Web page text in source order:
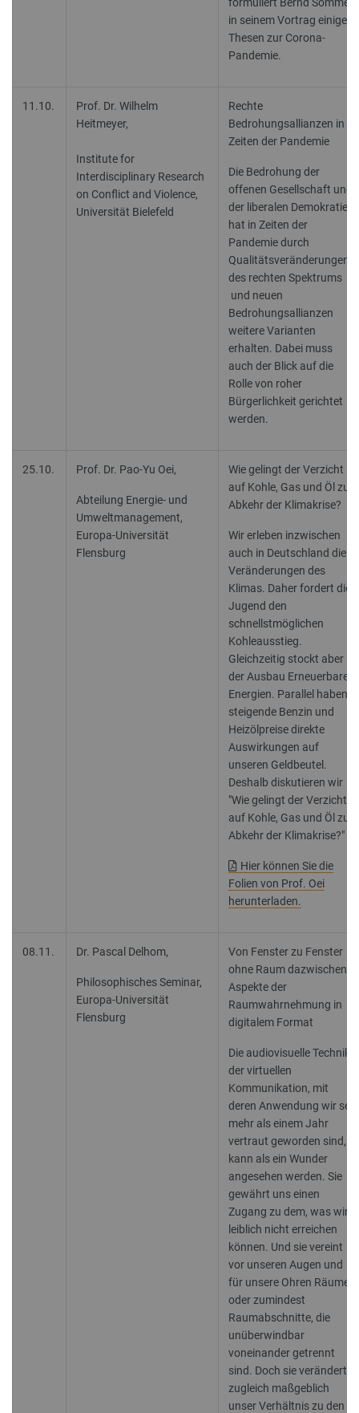
in seinem Vortrag einige
Thesen zur Corona-
Pandemie.
11.10.
Prof. Dr. Wilhelm
Heitmeyer,
Institute for
Interdisciplinary Research
on Conflict and Violence,
Universität Bielefeld
Rechte
Bedrohungsallianzen in
Zeiten der Pandemie
Die Bedrohung der
offenen Gesellschaft und
der liberalen Demokratie
hat in Zeiten der
Pandemie durch
Qualitätsveränderungen
des rechten Spektrums
und neuen
Bedrohungsallianzen
weitere Varianten
erhalten. Dabei muss
auch der Blick auf die
Rolle von roher
Bürgerlichkeit gerichtet
werden.
25.10. Prof. Dr. Pao-Yu Oei,
Abteilung Energie- und
Umweltmanagement,
Europa-Universität
Flensburg
Wie gelingt der Verzicht
auf Kohle, Gas und Öl zur
Abkehr der Klimakrise?
Wir erleben inzwischen
auch in Deutschland die
Veränderungen des
Klimas. Daher fordert die
Jugend den
schnellstmöglichen
Kohleausstieg.
Gleichzeitig stockt aber
der Ausbau Erneuerbarer
Energien. Parallel haben
steigende Benzin und
Heizölpreise direkte
Auswirkungen auf
unseren Geldbeutel.
Deshalb diskutieren wir
"Wie gelingt der Verzicht
auf Kohle, Gas und Öl zur
Abkehr der Klimakrise?"
Hier können Sie die
Folien von Prof. Oei
herunterladen.
08.11. Dr. Pascal Delhom,
Philosophisches Seminar,
Europa-Universität
Flensburg
Von Fenster zu Fenster
ohne Raum dazwischen -
Aspekte der
Raumwahrnehmung in
digitalem Format
Die audiovisuelle Technik
der virtuellen
Kommunikation, mit
deren Anwendung wir seit
mehr als einem Jahr
vertraut geworden sind,
kann als ein Wunder
angesehen werden. Sie
gewährt uns einen
Zugang zu dem, was wir
leiblich nicht erreichen
können. Und sie vereint
vor unseren Augen und
für unsere Ohren Räume,
oder zumindest
Raumabschnitte, die
unüberwindbar
voneinander getrennt
sind. Doch sie verändert
zugleich maßgeblich
unser Verhältnis zu den